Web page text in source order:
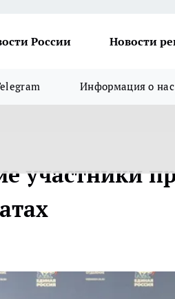
России Новости
Информация о нас
участники